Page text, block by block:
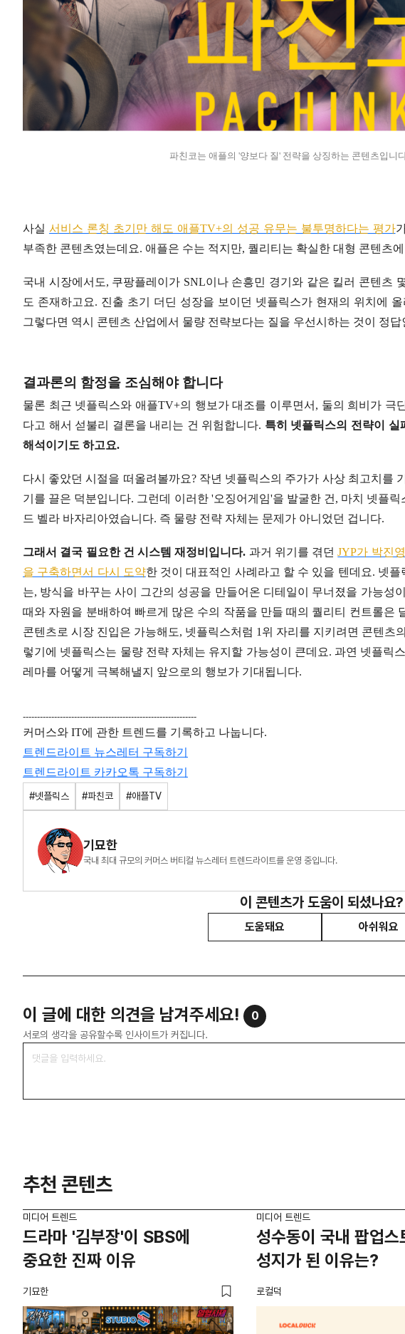
파친코는 애플의 '양보다 질' 전략을 상징하는 콘텐츠입니
사실 서비스 론칭 초기만 해도 애플TV+의 성공 유무는 불투명하다는 평가
부족한 콘텐츠였는데요. 애플은 수는 적지만, 퀄리티는 확실한 대형 콘텐츠
국내 시장에서도, 쿠팡플레이가 SNL이나 손흥민 경기와 같은 킬러 콘텐츠
도 존재하고요. 진출 초기 더딘 성장을 보이던 넷플릭스가 현재의 위치에
그렇다면 역시 콘텐츠 산업에서 물량 전략보다는 질을 우선시하는 것이 정답
결과론의 함정을 조심해야 합니다
물론 최근 넷플릭스와 애플TV+의 행보가 대조를 이루면서, 둘의 희비가 극
다고 해서 섣불리 결론을 내리는 건 위험합니다. 특히 넷플릭스의 전략이 실
해석이기도 하고요.
다시 좋았던 시절을 떠올려볼까요? 작년 넷플릭스의 주가가 사상 최고치를
기를 끌은 덕분입니다. 그런데 이러한 '오징어게임'을 발굴한 건, 마치 넷플
드 벨라 바자리아였습니다. 즉 물량 전략 자체는 문제가 아니었던 겁니다.
그래서 결국 필요한 건 시스템 재정비입니다. 과거 위기를 겪던JYP가 박진
을 구축하면서 다시 도약한 것이 대표적인 사례라고 할 수 있을 텐데요. 넷
는, 방식을 바꾸는 사이 그간의 성공을 만들어온 디테일이 무너졌을 가능성
때와 자원을 분배하여 빠르게 많은 수의 작품을 만들 때의 퀄리티 컨트롤은
콘텐츠로 시장 진입은 가능해도, 넷플릭스처럼 1위 자리를 지키려면 콘텐츠
렇기에 넷플릭스는 물량 전략 자체는 유지할 가능성이 큰데요. 과연 넷플릭
레마를 어떻게 극복해낼지 앞으로의 행보가 기대됩니다.
-------------------------------------------------------------
커머스와 IT에 관한 트렌드를 기록하고 나눕니다.
트렌드라이트 뉴스레터 구독하기
트렌드라이트 카카오톡 구독하기
#넷플릭스 #파친코 #애플TV
기묘한
국내 최대 규모의 커머스 버티컬 뉴스레터 트렌드라이트를 운영 중입니다.
이 콘텐츠가 도움이 되셨나요?
도움돼요 아쉬워요
이 글에 대한 의견을 남겨주세요! 0
서로의 생각을 공유할수록 인사이트가 커집니다.
추천 콘텐츠
미디어 트렌드
드라마 '김부장'이 SBS에
중요한 진짜 이유
기묘한
미디어 트렌드
성수동이 국내 팝업스
성지가 된 이유는?
로컬덕